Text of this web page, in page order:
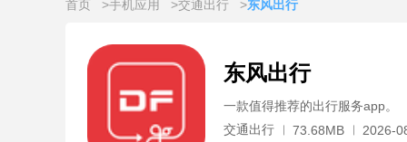
首页 手机应用 交通出行 东风出行
东风出行
一款值得推荐的出行服务app。
交通出行
73.68MB 2026-